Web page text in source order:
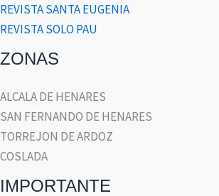
REVISTA SANTA EUGENIA
REVISTA SOLO PAU
ZONAS
ALCALA DE HENARES
SAN FERNANDO DE HENARES
TORREJON DE ARDOZ
COSLADA
IMPORTANTE